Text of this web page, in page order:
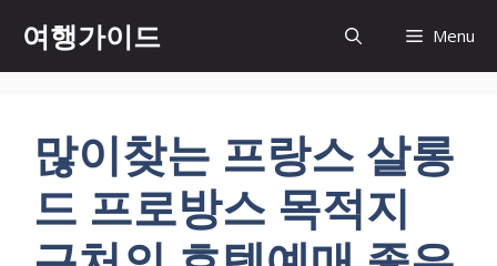
츠
여행가이드 Menu
많이찾는 프랑스 살롱
드 프로방스 목적지